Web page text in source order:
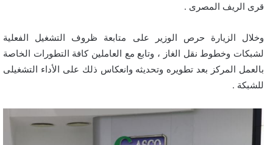
قرى الريف المصرى .
وخلال الزيارة حرص الوزير على متابعة ظروف التشغيل الفعلية
لشبكات وخطوط نقل الغاز ، وتابع مع العاملين كافة التطورات الخاصة
بالعمل المركز بعد تطويره وتحديثه وانعكاس ذلك على الأداء التشغيلى
للشبكة .